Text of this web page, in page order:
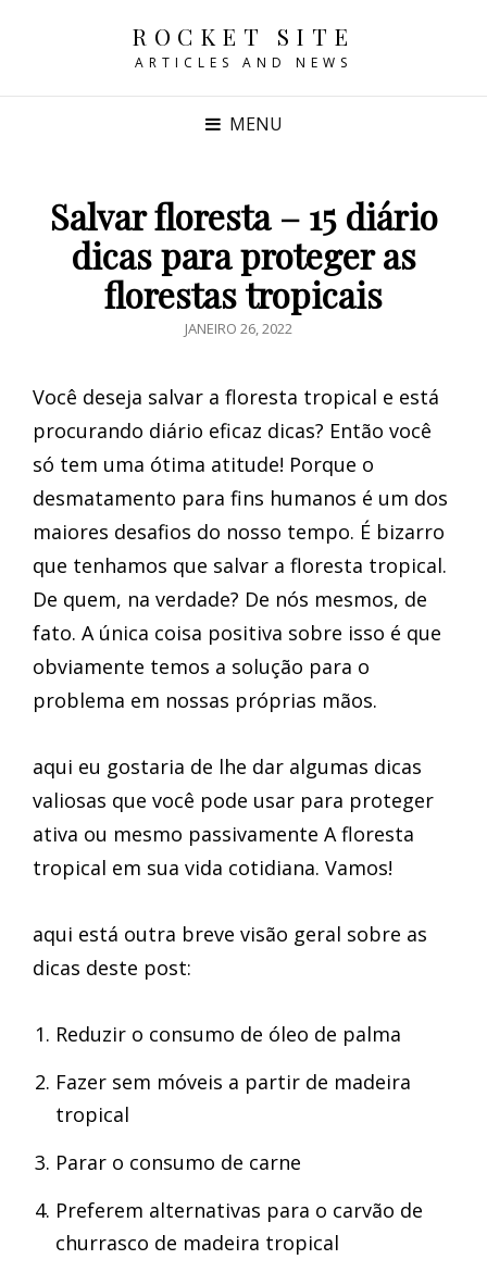
ROCKET SITE
ARTICLES AND NEWS
MENU
Salvar floresta – 15 diário
dicas para proteger as
florestas tropicais
POSTED
JANEIRO 26, 2022
Você deseja salvar a floresta tropical e está
procurando diário eficaz dicas? Então você
só tem uma ótima atitude! Porque o
desmatamento para fins humanos é um dos
maiores desafios do nosso tempo. É bizarro
que tenhamos que salvar a floresta tropical.
De quem, na verdade? De nós mesmos, de
fato. A única coisa positiva sobre isso é que
obviamente temos a solução para o
problema em nossas próprias mãos.
aqui eu gostaria de lhe dar algumas dicas
valiosas que você pode usar para proteger
ativa ou mesmo passivamente A floresta
tropical em sua vida cotidiana. Vamos!
aqui está outra breve visão geral sobre as
dicas deste post:
Reduzir o consumo de óleo de palma
Fazer sem móveis a partir de madeira
tropical
Parar o consumo de carne
Preferem alternativas para o carvão de
churrasco de madeira tropical